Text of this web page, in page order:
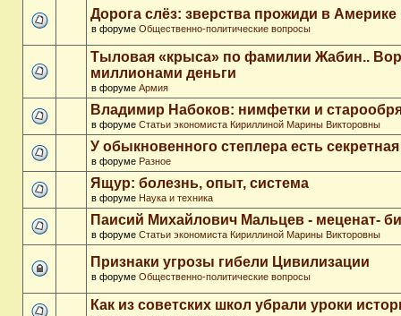
Дорога слёз: зверства прожиди в Америке
в форуме Общественно-политические вопросы
Тыловая «крыса» по фамилии Жабин..
миллионами деньги
в форуме Армия
Владимир Набоков: нимфетки и
в форуме Статьи экономиста Кириллиной Марины Викторовны
У обыкновенного степлера есть
в форуме Разное
Ящур: болезнь, опыт, система
в форуме Наука и техника
Паисий Михайлович Мальцев - меценат-
в форуме Статьи экономиста Кириллиной Марины Викторовны
Признаки угрозы гибели Цивилизации
в форуме Общественно-политические вопросы
Как из советских школ убрали уроки